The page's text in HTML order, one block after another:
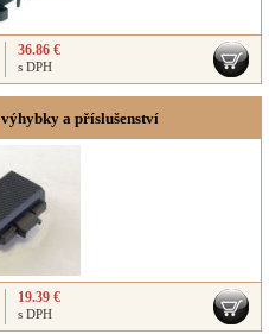
36.86 €
s DPH
a příslušenství
19.39 €
s DPH